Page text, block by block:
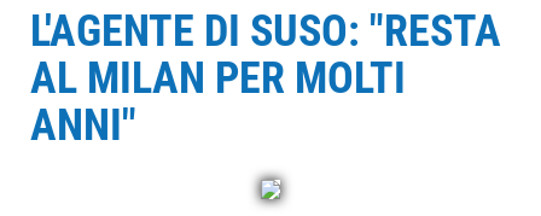
L'AGENTE DI SUSO: "RESTA
AL MILAN PER MOLTI
ANNI"